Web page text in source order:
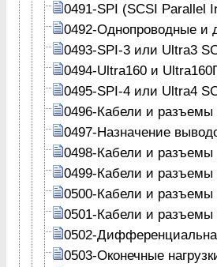
0491-SPI (SCSI Parallel
0492-Однопроводные
0493-SPI-3 или Ultra3
0494-Ultra160 и
0495-SPI-4 или Ultra4
0496-Кабели и разъемы
0497-Назначение
0498-Кабели и
0499-Кабели и
0500-Кабели и
0501-Кабели и
0502-
0503-Оконечные